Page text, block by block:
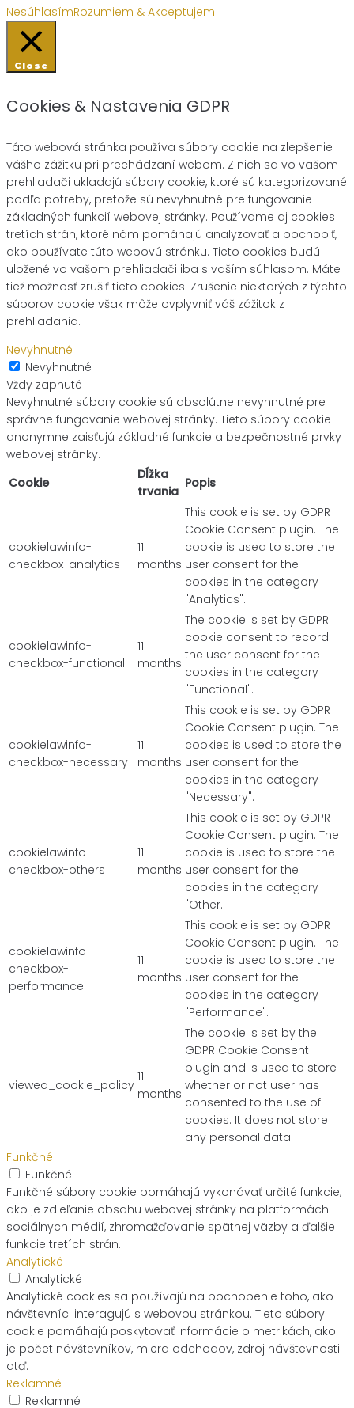
NesúhlasímRozumiem & Akceptujem
Close
Cookies & Nastavenia GDPR
Táto webová stránka používa súbory cookie na zlepšenie
vášho zážitku pri prechádzaní webom. Z nich sa vo vašom
prehliadači ukladajú súbory cookie, ktoré sú kategorizované
podľa potreby, pretože sú nevyhnutné pre fungovanie
základných funkcií webovej stránky. Používame aj cookies
tretích strán, ktoré nám pomáhajú analyzovať a pochopiť,
ako používate túto webovú stránku. Tieto cookies budú
uložené vo vašom prehliadači iba s vaším súhlasom. Máte
tiež možnosť zrušiť tieto cookies. Zrušenie niektorých z týchto
súborov cookie však môže ovplyvniť váš zážitok z
prehliadania.
Nevyhnutné
Nevyhnutné
Vždy zapnuté
Nevyhnutné súbory cookie sú absolútne nevyhnutné pre
správne fungovanie webovej stránky. Tieto súbory cookie
anonymne zaisťujú základné funkcie a bezpečnostné prvky
webovej stránky.
Cookie
Dĺžka
trvania
Popis
cookielawinfo-
checkbox-analytics
11
months
This cookie is set by GDPR
Cookie Consent plugin. The
cookie is used to store the
user consent for the
cookies in the category
"Analytics".
cookielawinfo-
checkbox-functional
11
months
The cookie is set by GDPR
cookie consent to record
the user consent for the
cookies in the category
"Functional".
cookielawinfo-
checkbox-necessary
11
months
This cookie is set by GDPR
Cookie Consent plugin. The
cookies is used to store the
user consent for the
cookies in the category
"Necessary".
cookielawinfo-
checkbox-others
11
months
This cookie is set by GDPR
Cookie Consent plugin. The
cookie is used to store the
user consent for the
cookies in the category
"Other.
cookielawinfo-
checkbox-
performance
11
months
This cookie is set by GDPR
Cookie Consent plugin. The
cookie is used to store the
user consent for the
cookies in the category
"Performance".
viewed_cookie_policy
11
months
The cookie is set by the
GDPR Cookie Consent
plugin and is used to store
whether or not user has
consented to the use of
cookies. It does not store
any personal data.
Funkčné
Funkčné
Funkčné súbory cookie pomáhajú vykonávať určité funkcie,
ako je zdieľanie obsahu webovej stránky na platformách
sociálnych médií, zhromažďovanie spätnej väzby a ďalšie
funkcie tretích strán.
Analytické
Analytické
Analytické cookies sa používajú na pochopenie toho, ako
návštevníci interagujú s webovou stránkou. Tieto súbory
cookie pomáhajú poskytovať informácie o metrikách, ako
je počet návštevníkov, miera odchodov, zdroj návštevnosti
atď.
Reklamné
Reklamné